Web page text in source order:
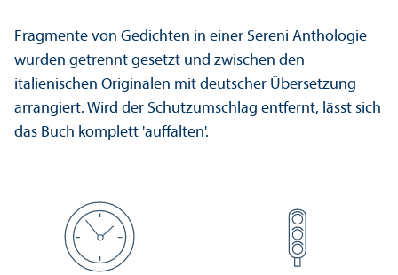
Fragmente von Gedichten in einer Sereni Anthologie
wurden getrennt gesetzt und zwischen den
italienischen Originalen mit deutscher Über­setzung
arrangiert. Wird der Schutz­umschlag entfernt, lässt sich
das Buch komplett 'auffalten'.